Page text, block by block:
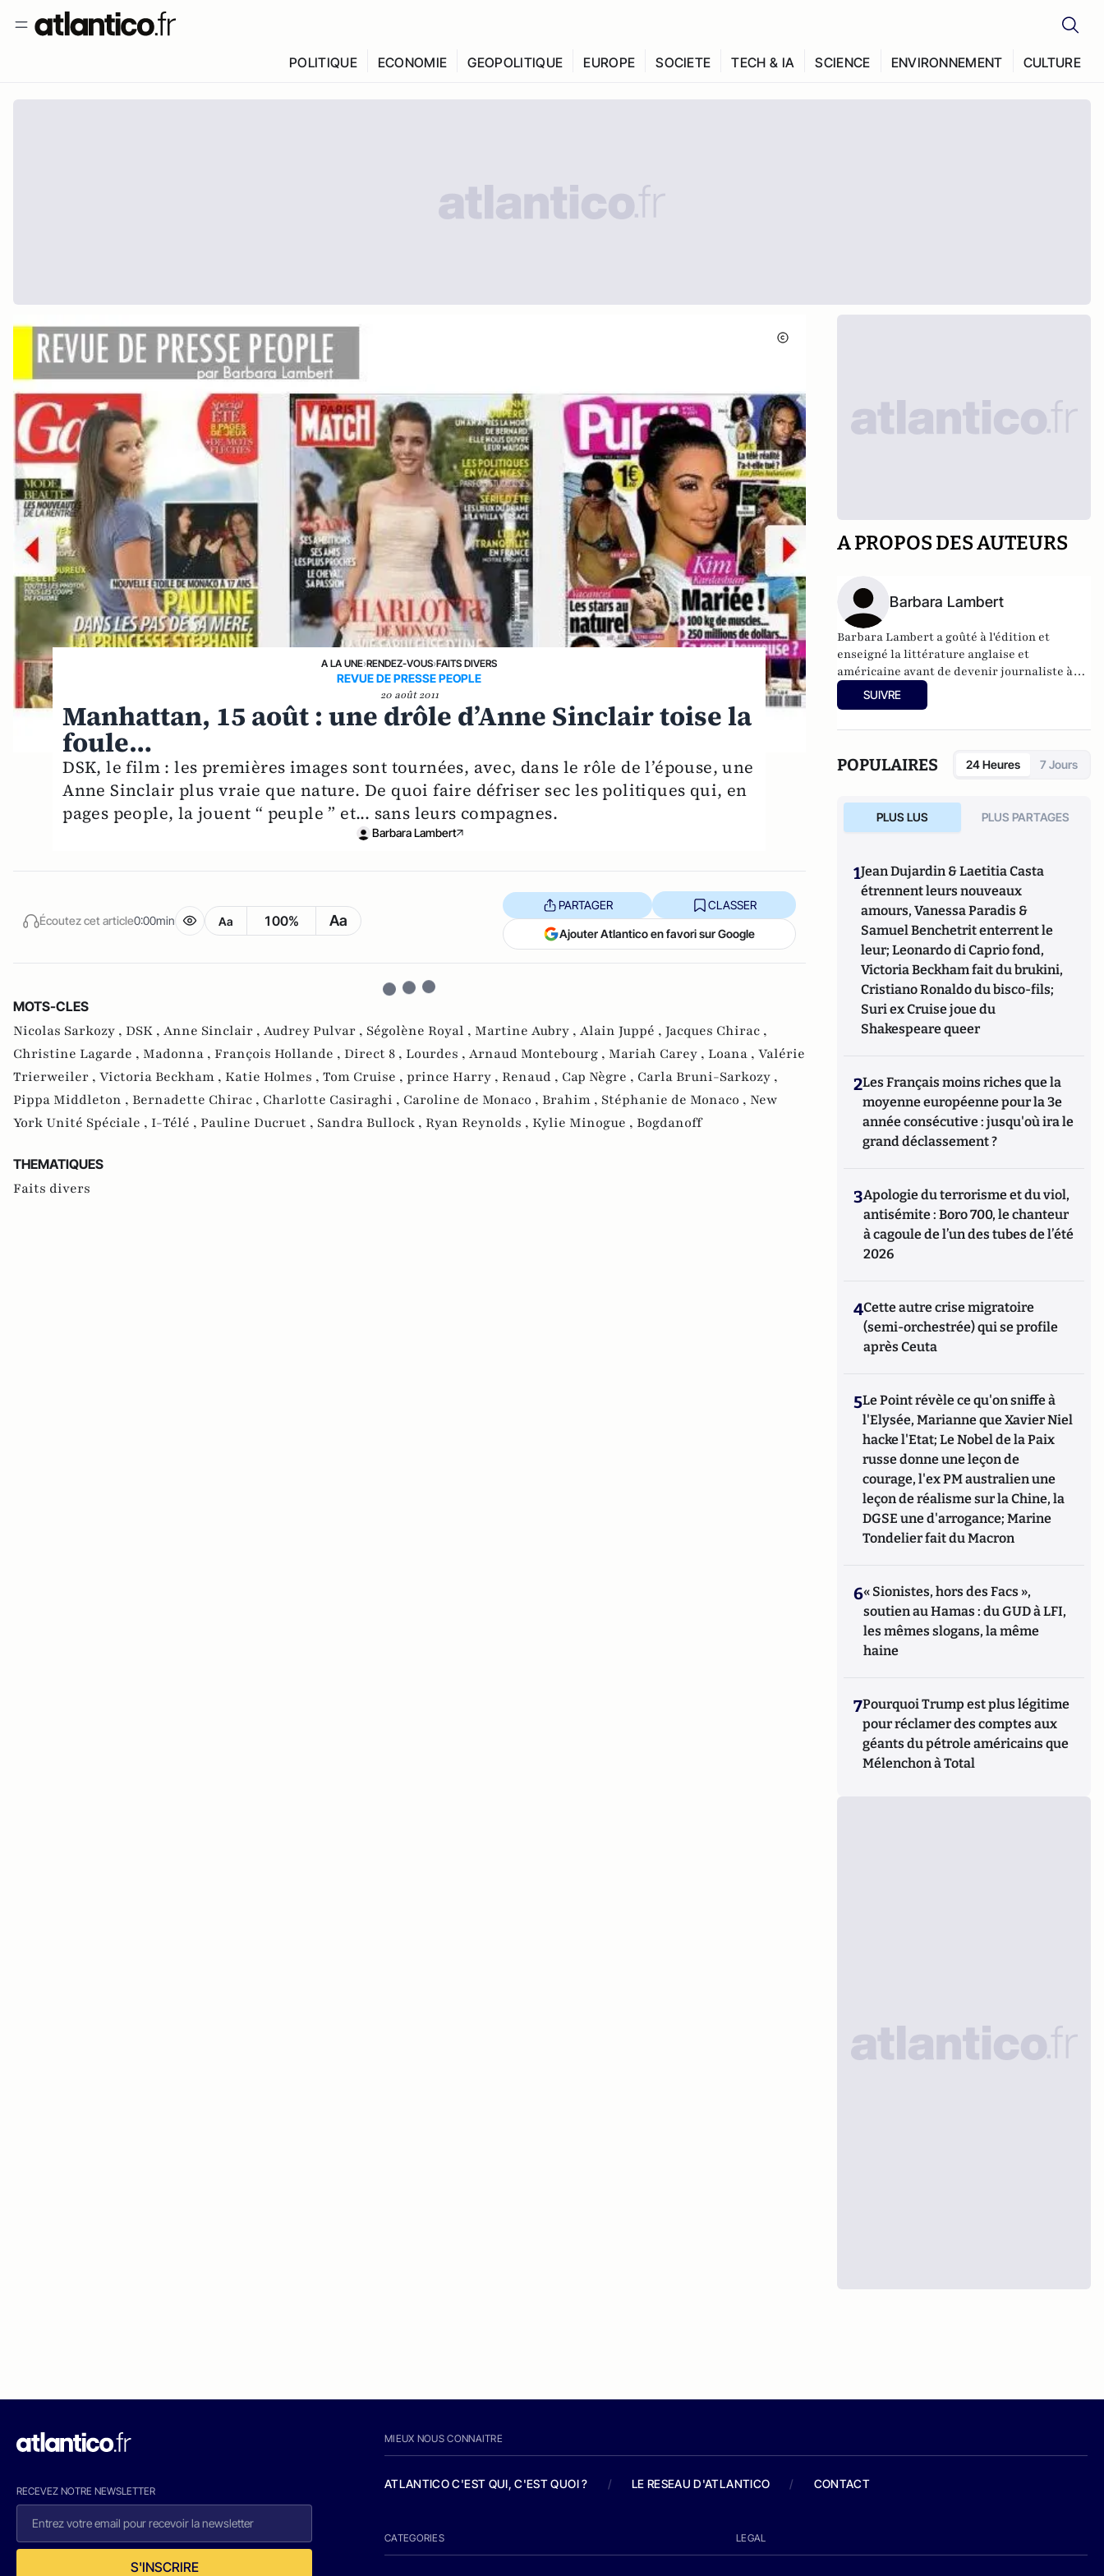
POLITIQUE ECONOMIE GEOPOLITIQUE EUROPE SOCIETE TECH & IA SCIENCE ENVIRONNEMENT CULTURE
A LA UNE›RENDEZ-VOUS›FAITS DIVERS
REVUE DE PRESSE PEOPLE
20 août 2011
Manhattan, 15 août : une drôle d’Anne Sinclair toise la
foule…
DSK, le film : les premières images sont tournées, avec, dans le rôle de l’épouse, une
Anne Sinclair plus vraie que nature. De quoi faire défriser sec les politiques qui, en
pages people, la jouent “ peuple ” et... sans leurs compagnes.
Barbara Lambert
Écoutez cet article0:00min Aa 100% Aa
PARTAGER CLASSER
Ajouter Atlantico en favori sur Google
MOTS-CLES
Nicolas Sarkozy , DSK , Anne Sinclair , Audrey Pulvar , Ségolène Royal , Martine Aubry , Alain Juppé , Jacques Chirac ,
Christine Lagarde , Madonna , François Hollande , Direct 8 , Lourdes , Arnaud Montebourg , Mariah Carey , Loana , Valérie
Trierweiler , Victoria Beckham , Katie Holmes , Tom Cruise , prince Harry , Renaud , Cap Nègre , Carla Bruni-Sarkozy ,
Pippa Middleton , Bernadette Chirac , Charlotte Casiraghi , Caroline de Monaco , Brahim , Stéphanie de Monaco , New
York Unité Spéciale , I-Télé , Pauline Ducruet , Sandra Bullock , Ryan Reynolds , Kylie Minogue , Bogdanoff
THEMATIQUES
Faits divers
A PROPOS DES AUTEURS
Barbara Lambert
Barbara Lambert a goûté à l'édition et
enseigné la littérature anglaise et
américaine avant de devenir journaliste à
"Livres Hebdo". Elle est aujourd'hui
responsable des rubriques société/idées
SUIVRE
POPULAIRES 24 Heures 7 Jours
PLUS LUS PLUS PARTAGES
1Jean Dujardin & Laetitia Casta
étrennent leurs nouveaux
amours, Vanessa Paradis &
Samuel Benchetrit enterrent le
leur; Leonardo di Caprio fond,
Victoria Beckham fait du brukini,
Cristiano Ronaldo du bisco-fils;
Suri ex Cruise joue du
Shakespeare queer
2Les Français moins riches que la
moyenne européenne pour la 3e
année consécutive : jusqu'où ira le
grand déclassement ?
3Apologie du terrorisme et du viol,
antisémite : Boro 700, le chanteur
à cagoule de l’un des tubes de l’été
2026
4Cette autre crise migratoire
(semi-orchestrée) qui se profile
après Ceuta
5Le Point révèle ce qu'on sniffe à
l'Elysée, Marianne que Xavier Niel
hacke l'Etat; Le Nobel de la Paix
russe donne une leçon de
courage, l'ex PM australien une
leçon de réalisme sur la Chine, la
DGSE une d'arrogance; Marine
Tondelier fait du Macron
6« Sionistes, hors des Facs »,
soutien au Hamas : du GUD à LFI,
les mêmes slogans, la même
haine
7Pourquoi Trump est plus légitime
pour réclamer des comptes aux
géants du pétrole américains que
Mélenchon à Total
RECEVEZ NOTRE NEWSLETTER
S'INSCRIRE
MIEUX NOUS CONNAITRE
ATLANTICO C'EST QUI, C'EST QUOI ? / LE RESEAU D'ATLANTICO / CONTACT
CATEGORIES LEGAL